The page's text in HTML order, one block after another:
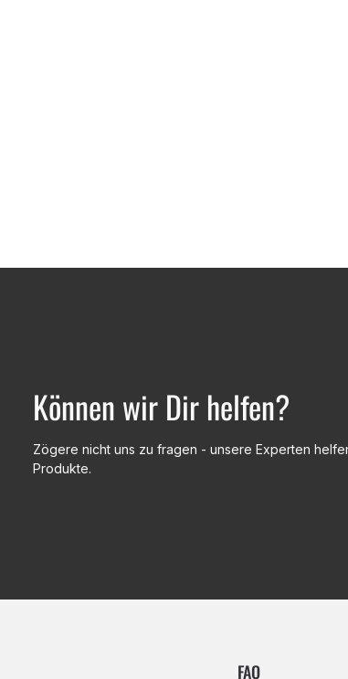
Können wir Dir helfen?
Zögere nicht uns zu fragen - unsere Experten
Produkte.
FAQ